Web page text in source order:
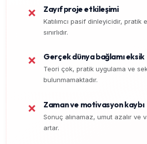
❌ Zayıf proje etkileşimi
Katılımcı pasif dinleyicidir, pratik
sınırlıdır.
❌ Gerçek dünya bağlamı eksik
Teori çok, pratik uygulama ve
bulunmamaktadır.
❌ Zaman ve motivasyon kaybı
Sonuç alınamaz, umut azalır ve
artar.